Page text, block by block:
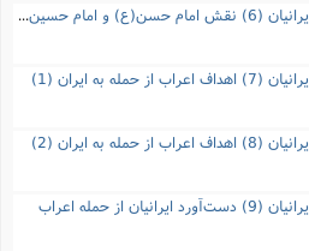
تعامل اعراب مسلمان و ایرانیان (6) نقش امام حسن(ع) و امام حسین(ع) در فتح ایران
به ایران (1)
به ایران (2)
حمله اعراب